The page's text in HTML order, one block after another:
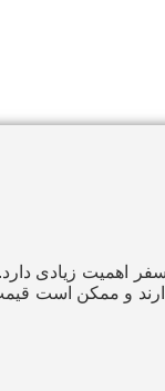
اهمیت زیادی
و ممکن است